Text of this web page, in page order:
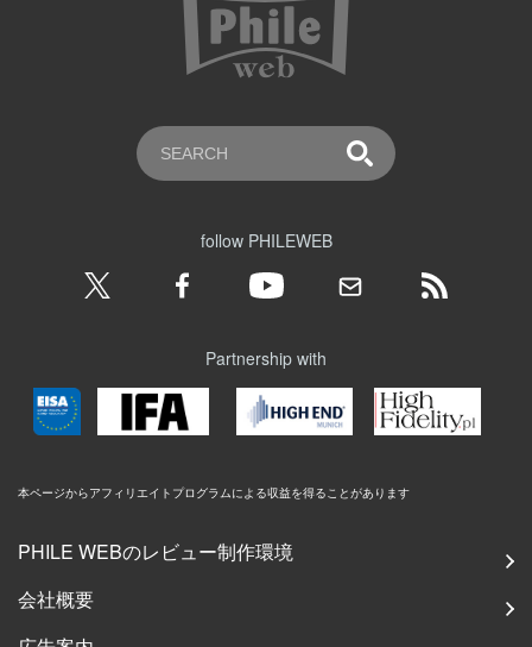
follow PHILEWEB
Partnership with
本ページからアフィリエイトプログラムによる収益を得ることがあります
PHILE WEBのレビュー制作環境
会社概要